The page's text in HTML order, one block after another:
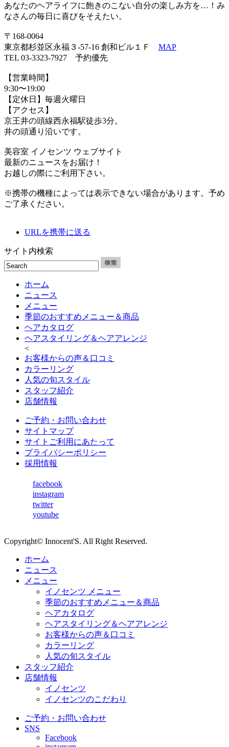
あなたのヘアライフに飽きのこない自分の楽しみ方を…！み
なさんの毎日に喜びをそえたい。
〒168-0064
東京都杉並区永福３-57-16 創和ビル１Ｆ MAP
TEL 03-3323-7927 予約優先
【営業時間】
9:30〜19:00
【定休日】毎週火曜日
【アクセス】
京王井の頭線西永福駅徒歩3分。
井の頭通り沿いです。
美容室 イノセンツ ウェブサイト
最新のニュースをお届け！
お越しの際にご利用下さい。
※携帯の機種によっては表示できない場合があります。予め
ご了承ください。
URLを携帯に送る
サイト内検索
ホーム
ニュース
メニュー
季節のおすすめメニュー＆商品
ヘアカタログ
ヘアスタイリング＆ヘアアレンジ
<
お客様からの声＆口コミ
カラーリング
人気の旬スタイル
スタッフ紹介
店舗情報
ご予約・お問い合わせ
サイトマップ
サイトご利用にあたって
プライバシーポリシー
採用情報
facebook
instagram
twitter
youtube
Copyright© Innocent'S. All Right Reserved.
ホーム
ニュース
メニュー
イノセンツ メニュー
季節のおすすめメニュー＆商品
ヘアカタログ
ヘアスタイリング＆ヘアアレンジ
お客様からの声＆口コミ
カラーリング
人気の旬スタイル
スタッフ紹介
店舗情報
イノセンツ
イノセンツのこだわり
ご予約・お問い合わせ
SNS
Facebook